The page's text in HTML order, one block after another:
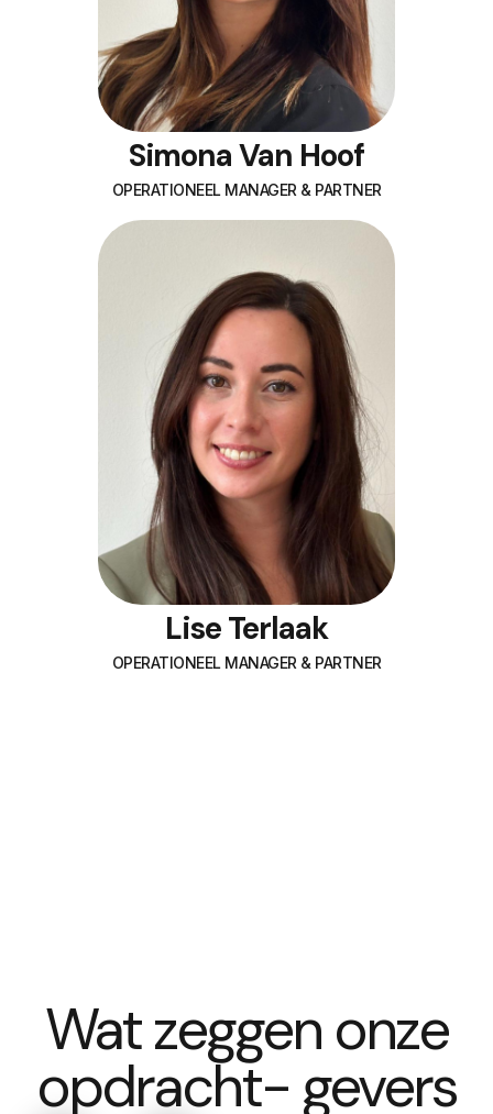
Simona Van Hoof
OPERATIONEEL MANAGER & PARTNER
Lise Terlaak
OPERATIONEEL MANAGER & PARTNER
Wat zeggen onze
opdracht- gevers